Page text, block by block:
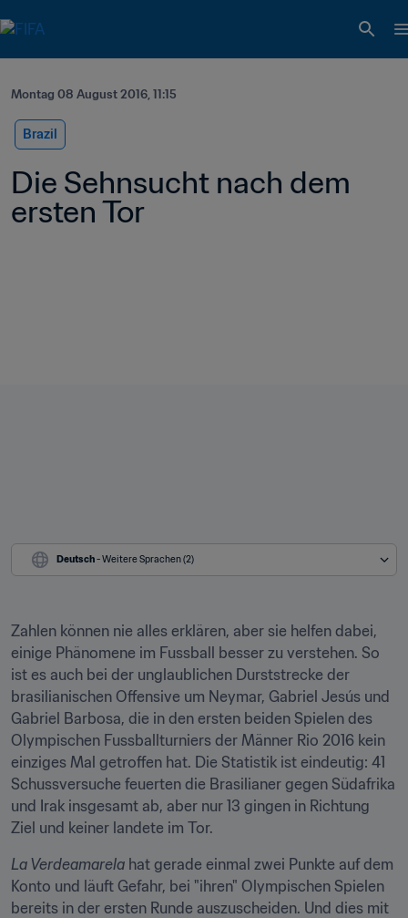
Montag 08 August 2016, 11:15
Brazil
Die Sehnsucht nach dem
ersten Tor
Deutsch - Weitere Sprachen (2)
Zahlen können nie alles erklären, aber sie helfen dabei,
einige Phänomene im Fussball besser zu verstehen. So
ist es auch bei der unglaublichen Durststrecke der
brasilianischen Offensive um Neymar, Gabriel Jesús und
Gabriel Barbosa, die in den ersten beiden Spielen des
Olympischen Fussballturniers der Männer Rio 2016 kein
einziges Mal getroffen hat. Die Statistik ist eindeutig: 41
Schussversuche feuerten die Brasilianer gegen Südafrika
und Irak insgesamt ab, aber nur 13 gingen in Richtung
Ziel und keiner landete im Tor.
La Verdeamarela hat gerade einmal zwei Punkte auf dem
Konto und läuft Gefahr, bei "ihren" Olympischen Spielen
bereits in der ersten Runde auszuscheiden. Und dies mit